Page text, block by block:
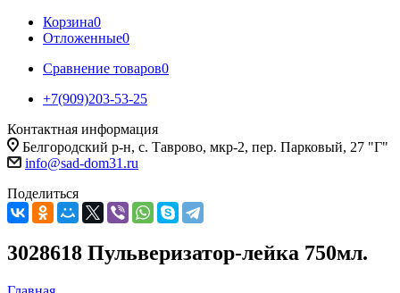
Корзина0
Отложенные0
Сравнение товаров0
+7(909)203-53-25
Контактная информация
Белгородский р-н, с. Таврово, мкр-2, пер. Парковый, 27 "Г"
info@sad-dom31.ru
Поделиться
3028618 Пульверизатор-лейка 750мл.